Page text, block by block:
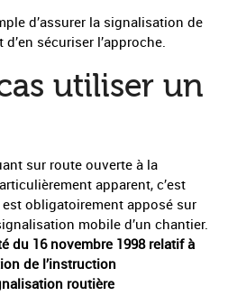
d’assurer la signalisation de
sécuriser l’approche.
utiliser un
sur route ouverte à la
apparent, c’est
obligatoirement apposé sur
mobile d’un chantier.
du 16 novembre 1998 relatif à
de l’instruction
routière